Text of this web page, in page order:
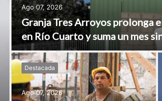
Ago 07, 2026
Granja Tres Arroyos prolonga
en Río Cuarto y suma un mes
Destacada
Ago 07, 2026